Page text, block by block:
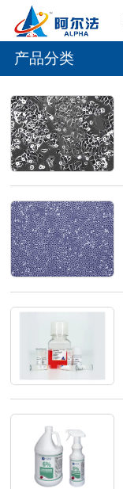
产品分类